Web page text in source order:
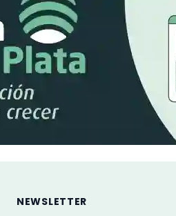
NEWSLETTER